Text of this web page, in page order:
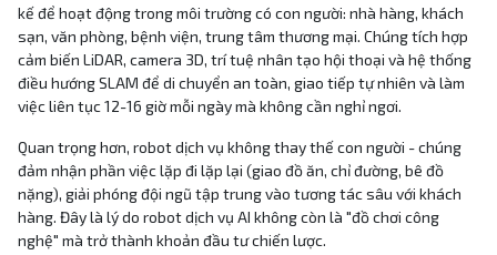
kế để hoạt động trong môi trường có con người: nhà hàng, khách
sạn, văn phòng, bệnh viện, trung tâm thương mại. Chúng tích hợp
cảm biến LiDAR, camera 3D, trí tuệ nhân tạo hội thoại và hệ thống
điều hướng SLAM để di chuyển an toàn, giao tiếp tự nhiên và làm
việc liên tục 12-16 giờ mỗi ngày mà không cần nghỉ ngơi.
Quan trọng hơn, robot dịch vụ không thay thế con người - chúng
đảm nhận phần việc lặp đi lặp lại (giao đồ ăn, chỉ đường, bê đồ
nặng), giải phóng đội ngũ tập trung vào tương tác sâu với khách
hàng. Đây là lý do robot dịch vụ AI không còn là "đồ chơi công
nghệ" mà trở thành khoản đầu tư chiến lược.